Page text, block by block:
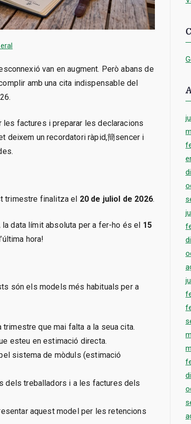
van en augment. Però abans de
amb una cita indispensable del
les factures i preparar les declaracions
deixem un recordatori ràpid,簡sencer i
trimestre finalitza el 20 de juliol de 2026.
data límit absoluta per a fer-ho és el 15
hora!
són els models més habituals per a
trimestre que mai falta a la seua cita.
esteu en estimació directa.
sistema de mòduls (estimació
dels treballadors i a les factures dels
aquest model per les retencions